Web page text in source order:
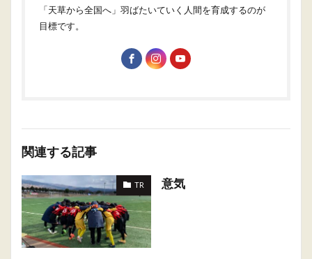
「天草から全国へ」羽ばたいていく人間を育成するのが
目標です。
関連する記事
TR 意気